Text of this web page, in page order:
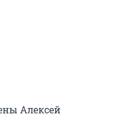
Алексей